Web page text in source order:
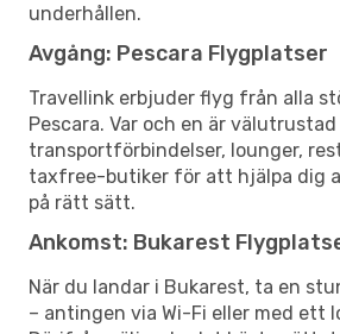
underhållen.
Avgång: Pescara Flygplatser
Travellink erbjuder flyg från alla
Pescara. Var och en är välutrustad
transportförbindelser, lounger,
taxfree-butiker för att hjälpa dig
på rätt sätt.
Ankomst: Bukarest
När du landar i Bukarest, ta en
– antingen via Wi-Fi eller med ett